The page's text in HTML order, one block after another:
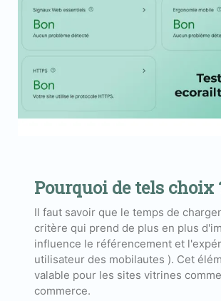
Pourquoi de tels choix
Il faut savoir que le temps de
critère qui prend de plus en plus
influence le référencement et
utilisateur des mobilautes ). Cet
valable pour les sites vitrines
commerce.